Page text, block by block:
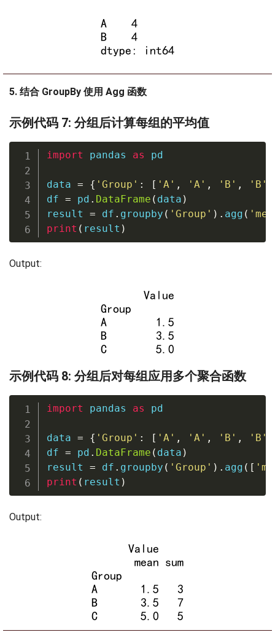
5. 结合 GroupBy 使用 Agg 函数
示例代码 7: 分组后计算每组的平均值
import pandas as pd
data = { 'Group' : [ 'A' , 'A' , 'B' , 'B'
df = pd . DataFrame ( data )
result = df . groupby ( 'Group' ) . agg (
print ( result )
Output:
示例代码 8: 分组后对每组应用多个聚合函数
import pandas as pd
data = { 'Group' : [ 'A' , 'A' , 'B' , 'B'
df = pd . DataFrame ( data )
result = df . groupby ( 'Group' ) . agg ( [
print ( result )
Output: